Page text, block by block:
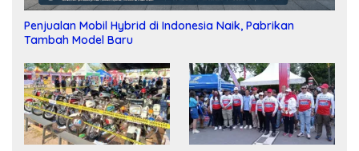
Penjualan Mobil Hybrid di Indonesia Naik, Pabrikan
Tambah Model Baru